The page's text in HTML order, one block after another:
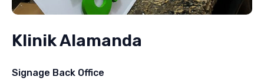
Klinik Alamanda
Signage Back Office